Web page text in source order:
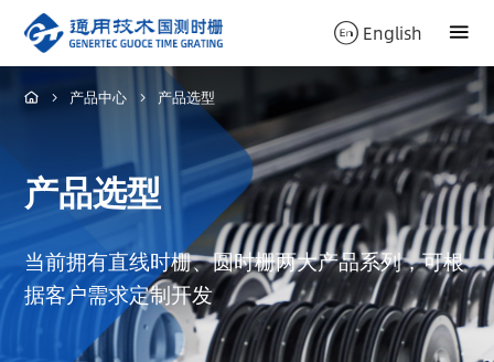
English
产品中心 产品选型
产品选型
当前拥有直线时栅、圆时栅两大产品系列，可根
据客户需求定制开发